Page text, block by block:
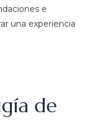
e
una experiencia
de